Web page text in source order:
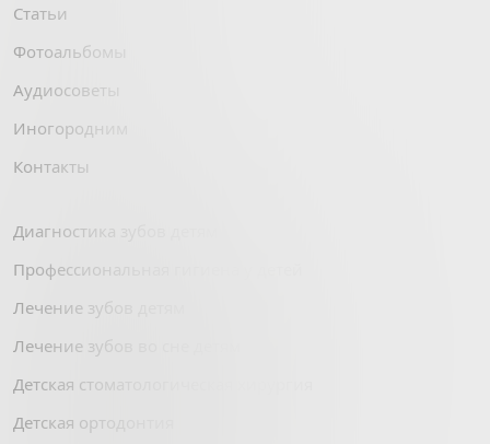
Статьи
Фотоальбомы
Аудиосоветы
Иногородним
Контакты
Диагностика зубов детям
Профессиональная гигиена у детей
Лечение зубов детям
Лечение зубов во сне детям
Детская стоматологическая хирургия
Детская ортодонтия